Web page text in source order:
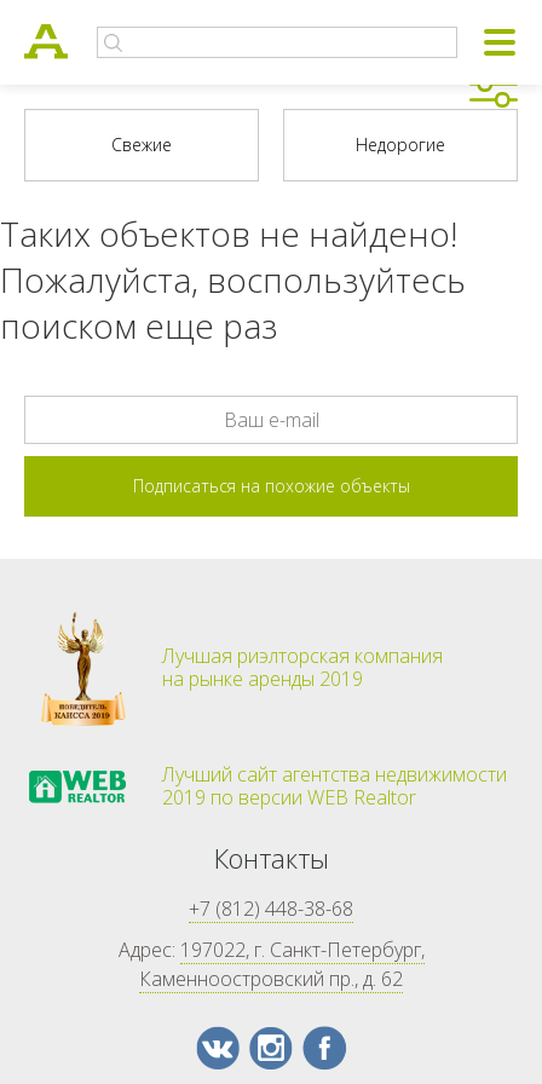
Таких объектов не найдено!
Пожалуйста, воспользуйтесь
поиском еще раз
Лучшая риэлторская компания
на рынке аренды 2019
Лучший сайт агентства недвижимости
2019 по версии WEB Realtor
Контакты
+7 (812) 448-38-68
Адрес: 197022, г. Санкт-Петербург,
Каменноостровский пр., д. 62